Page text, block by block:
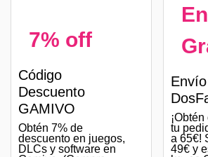
7% off
Código
Descuento
GAMIVO
Obtén 7% de
descuento en juegos,
DLCs y software en
tu
a 65€!
49€ y